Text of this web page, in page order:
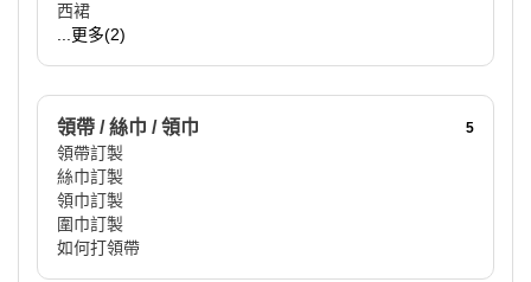
西裙
...更多(2)
領帶 / 絲巾 / 領巾 5
領帶訂製
絲巾訂製
領巾訂製
圍巾訂製
如何打領帶